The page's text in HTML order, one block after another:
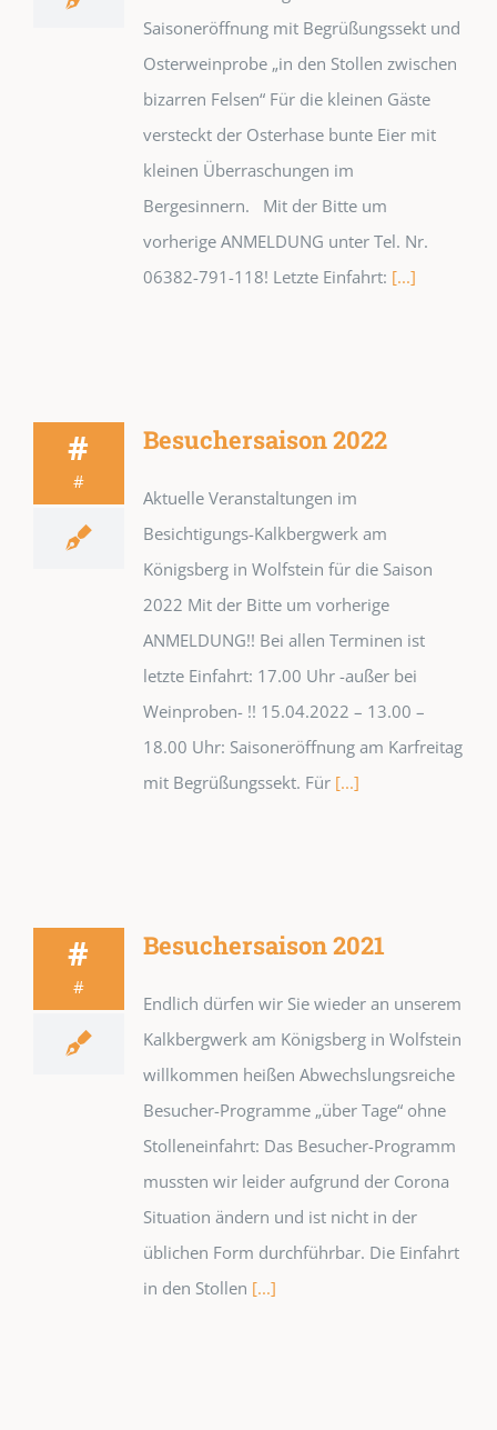
Saisoneröffnung mit Begrüßungssekt und
Osterweinprobe „in den Stollen zwischen
bizarren Felsen“ Für die kleinen Gäste
versteckt der Osterhase bunte Eier mit
kleinen Überraschungen im
Bergesinnern. Mit der Bitte um
vorherige ANMELDUNG unter Tel. Nr.
06382-791-118! Letzte Einfahrt: [...]
#
#
Besuchersaison 2022
Aktuelle Veranstaltungen im
Besichtigungs-Kalkbergwerk am
Königsberg in Wolfstein für die Saison
2022 Mit der Bitte um vorherige
ANMELDUNG!! Bei allen Terminen ist
letzte Einfahrt: 17.00 Uhr -außer bei
Weinproben- !! 15.04.2022 – 13.00 –
18.00 Uhr: Saisoneröffnung am Karfreitag
mit Begrüßungssekt. Für[...]
#
#
Besuchersaison 2021
Endlich dürfen wir Sie wieder an unserem
Kalkbergwerk am Königsberg in Wolfstein
willkommen heißen Abwechslungsreiche
Besucher-Programme „über Tage“ ohne
Stolleneinfahrt: Das Besucher-Programm
mussten wir leider aufgrund der Corona
Situation ändern und ist nicht in der
üblichen Form durchführbar. Die Einfahrt
in den Stollen [...]